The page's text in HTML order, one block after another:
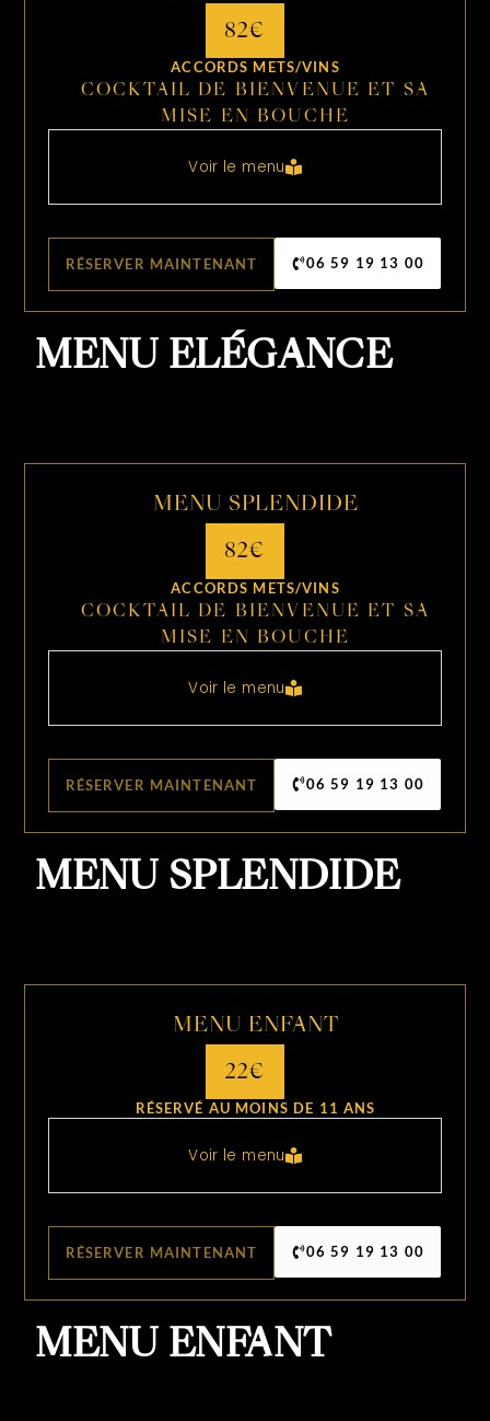
82€
ACCORDS METS/VINS
COCKTAIL DE BIENVENUE ET SA
MISE EN BOUCHE
Voir le menu
RÉSERVER MAINTENANT 06 59 19 13 00
MENU ELÉGANCE
MENU SPLENDIDE
82€
ACCORDS METS/VINS
COCKTAIL DE BIENVENUE ET SA
MISE EN BOUCHE
Voir le menu
RÉSERVER MAINTENANT 06 59 19 13 00
MENU SPLENDIDE
MENU ENFANT
22€
RÉSERVÉ AU MOINS DE 11 ANS
Voir le menu
RÉSERVER MAINTENANT 06 59 19 13 00
MENU ENFANT